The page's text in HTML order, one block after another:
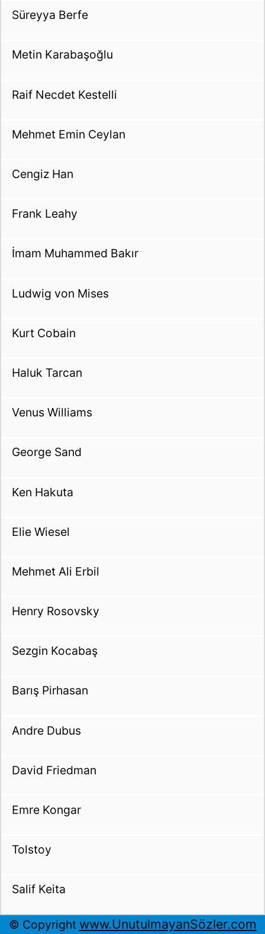
Süreyya Berfe
Metin Karabaşoğlu
Raif Necdet Kestelli
Mehmet Emin Ceylan
Cengiz Han
Frank Leahy
İmam Muhammed Bakır
Ludwig von Mises
Kurt Cobain
Haluk Tarcan
Venus Williams
George Sand
Ken Hakuta
Elie Wiesel
Mehmet Ali Erbil
Henry Rosovsky
Sezgin Kocabaş
Barış Pirhasan
Andre Dubus
David Friedman
Emre Kongar
Tolstoy
Salif Keita
© Copyright www.UnutulmayanSözler.com